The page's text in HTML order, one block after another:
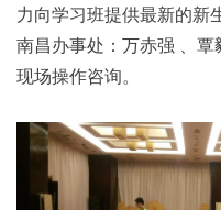
力向学习班提供最新的新
南昌办事处：万赤强 、
现场操作咨询。